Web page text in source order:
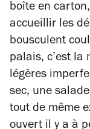
boîte en
accueillir les
bousculent
palais, c’est la
légères
sec, une
tout de même
ouvert il y a à